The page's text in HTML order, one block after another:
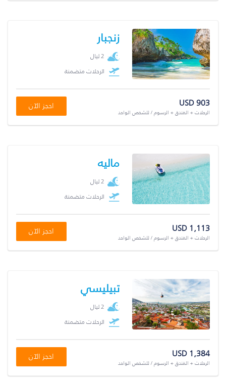
زنجبار
2 ليال
الرحلات متضمنة
USD 903
الرحلات + الفندق + الرسوم / للشخص الواحد
احجز الآن
ماليه
2 ليال
الرحلات متضمنة
USD 1,113
الرحلات + الفندق + الرسوم / للشخص الواحد
احجز الآن
تبيليسي
2 ليال
الرحلات متضمنة
USD 1,384
الرحلات + الفندق + الرسوم / للشخص الواحد
احجز الآن